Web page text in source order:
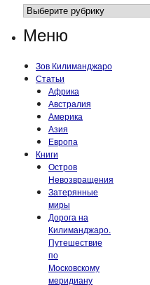
Меню
Зов Килиманджаро
Статьи
Африка
Австралия
Америка
Азия
Европа
Книги
Остров
Невозвращения
Затерянные
миры
Дорога на
Килиманджаро.
Путешествие
по
Московскому
меридиану